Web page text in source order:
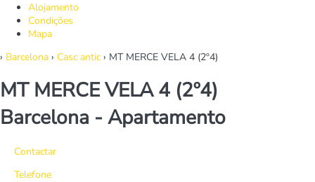
Alojamento
Condições
Mapa
› Barcelona › Casc antic › MT MERCE VELA 4 (2º4)
MT MERCE VELA 4 (2º4)
Barcelona - Apartamento
Contactar
Telefone